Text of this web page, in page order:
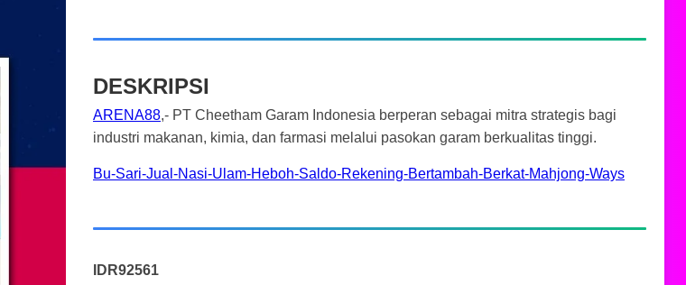
DESKRIPSI
ARENA88,- PT Cheetham Garam Indonesia berperan sebagai mitra strategis bagi
industri makanan, kimia, dan farmasi melalui pasokan garam berkualitas tinggi.
Bu-Sari-Jual-Nasi-Ulam-Heboh-Saldo-Rekening-Bertambah-Berkat-Mahjong-Ways
IDR92561